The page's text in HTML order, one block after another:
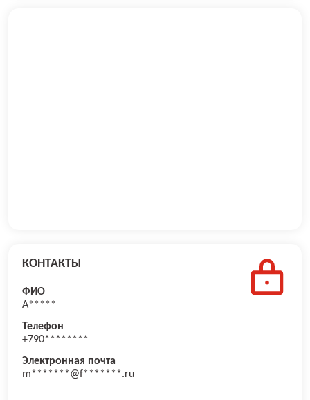
КОНТАКТЫ
ФИО
А*****
Телефон
+790********
Электронная почта
m*******@f*******.ru